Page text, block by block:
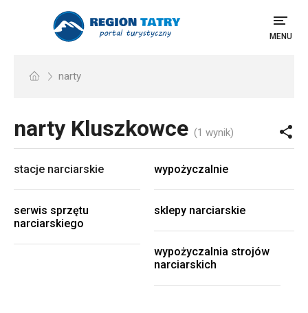
MENU
narty
narty Kluszkowce (1 wynik)
stacje narciarskie wypożyczalnie
serwis sprzętu
narciarskiego
sklepy narciarskie
wypożyczalnia strojów
narciarskich